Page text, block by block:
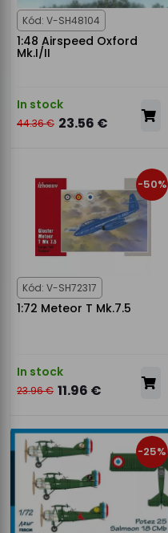
Kód: V-SH48104
1:48 Airspeed Oxford
Mk.I/II
In stock
44.36 € 23.56 €
-50%
Kód: V-SH72317
1:72 Meteor T Mk.7.5
In stock
23.96 € 11.96 €
-25%